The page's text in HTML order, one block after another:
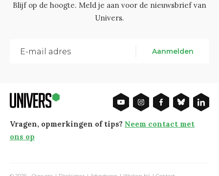
Blijf op de hoogte. Meld je aan voor de nieuwsbrief van
Univers.
Aanmelden
Vragen, opmerkingen of tips? Neem contact met
ons op